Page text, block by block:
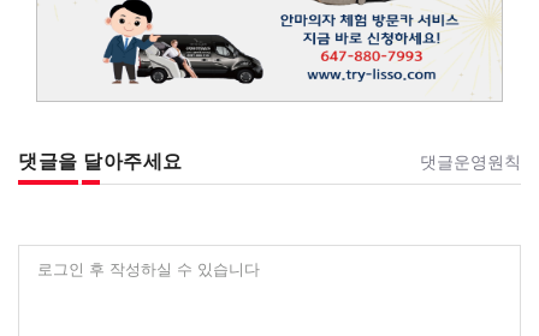
댓글을 달아주세요 댓글운영원칙
로그인 후 작성하실 수 있습니다